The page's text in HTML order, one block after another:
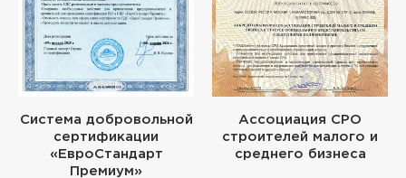
Система добровольной
сертификации
«ЕвроСтандарт
Премиум»
Ассоциация СРО
строителей малого и
среднего бизнеса